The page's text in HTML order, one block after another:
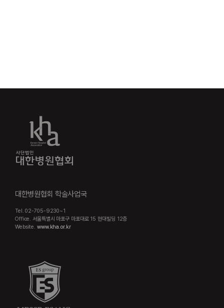
대한병원협회 학술사업국
Tel. 02-705-9230~1
Office. 서울특별시 마포구 마포대로 15 현대빌딩 12층
Website.www.kha.or.kr